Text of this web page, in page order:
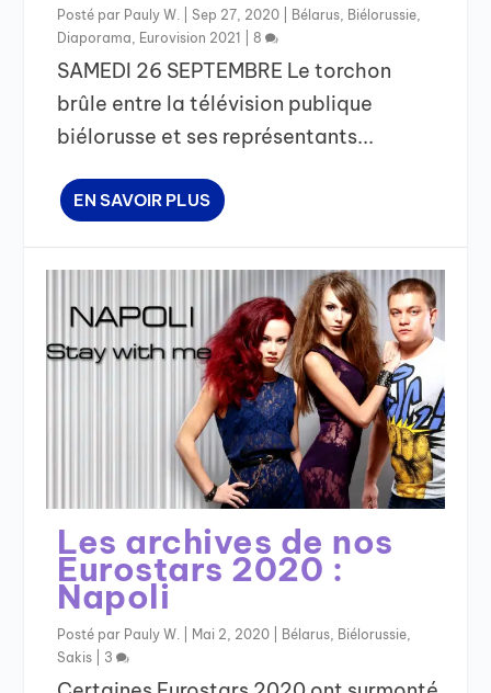
Posté par Pauly W. |Sep 27, 2020 Bélarus Biélorussie
Diaporama
Eurovision 2021 |8
SAMEDI 26 SEPTEMBRE Le torchon
brûle entre la télévision publique
biélorusse et ses représentants...
EN SAVOIR PLUS
Les archives de nos
Eurostars 2020 :
Napoli
Posté par Pauly W. Mai 2, 2020 Bélarus Biélorussie
Sakis
3